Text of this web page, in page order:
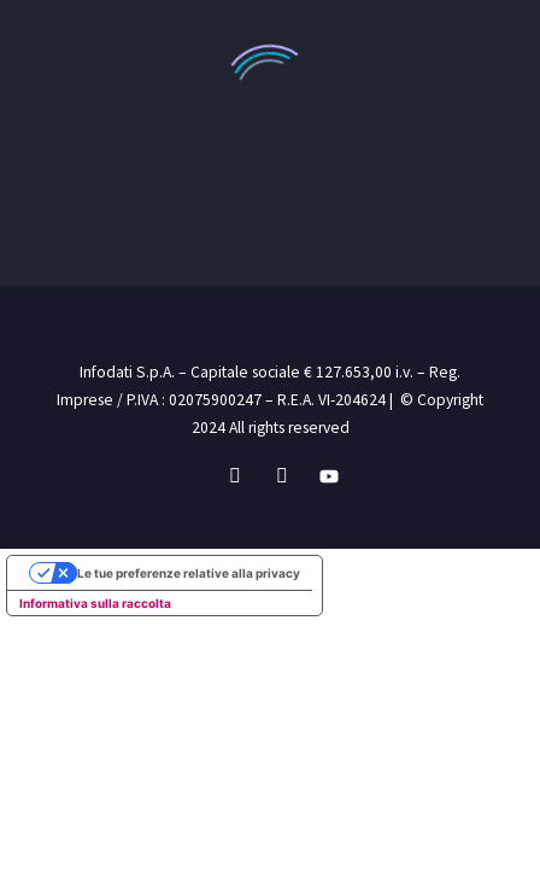
Infodati S.p.A. – Capitale sociale € 127.653,00 i.v. – Reg.
Imprese / P.IVA : 02075900247 – R.E.A. VI-204624 | © Copyright
2024 All rights reserved
Informativa sulla raccolta
Le tue preferenze relative alla privacy